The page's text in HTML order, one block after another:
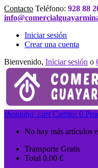
Contacto Teléfono: 928 88
Iniciar sesión
Crear una cuenta
Bienvenido, Iniciar sesión o
shopping_cart Carrito: 0
No hay más artículos
Transporte Gratis
Total 0,00 €